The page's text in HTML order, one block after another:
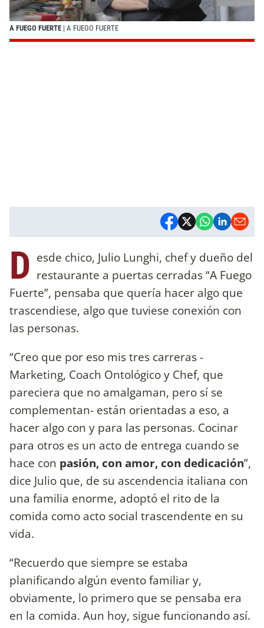
A FUEGO FUERTE | A FUEGO FUERTE
D esde chico, Julio Lunghi, chef y dueño del
restaurante a puertas cerradas “A Fuego
Fuerte”, pensaba que quería hacer algo que
trascendiese, algo que tuviese conexión con
las personas.
“Creo que por eso mis tres carreras -
Marketing, Coach Ontológico y Chef, que
pareciera que no amalgaman, pero sí se
complementan- están orientadas a eso, a
hacer algo con y para las personas. Cocinar
para otros es un acto de entrega cuando se
hace con pasión, con amor, con dedicación”,
dice Julio que, de su ascendencia italiana con
una familia enorme, adoptó el rito de la
comida como acto social trascendente en su
vida.
“Recuerdo que siempre se estaba
planificando algún evento familiar y,
obviamente, lo primero que se pensaba era
en la comida. Aun hoy, sigue funcionando así.